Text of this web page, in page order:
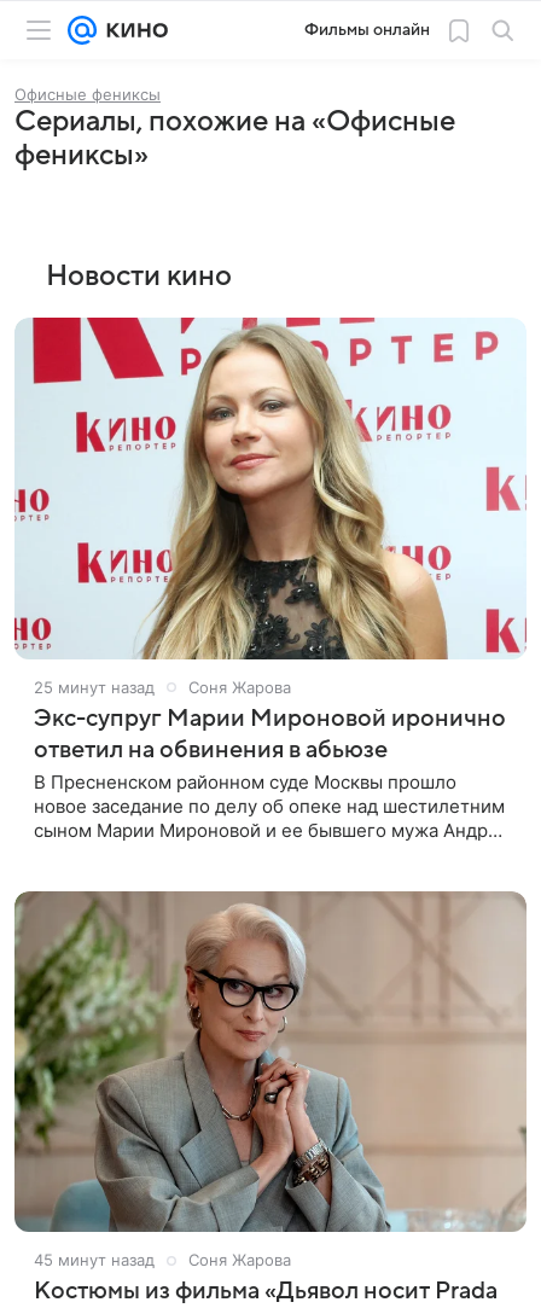
Фильмы онлайн
Офисные фениксы
Сериалы, похожие на «Офисные
фениксы»
Новости кино
25 минут назад Соня Жарова
Экс-супруг Марии Мироновой иронично
ответил на обвинения в абьюзе
В Пресненском районном суде Москвы прошло
новое заседание по делу об опеке над шестилетним
сыном Марии Мироновой и ее бывшего мужа Андрея
45 минут назад Соня Жарова
Костюмы из фильма «Дьявол носит Prada